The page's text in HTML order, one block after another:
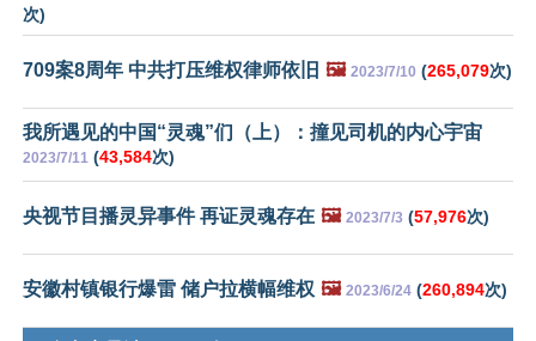
次)
709案8周年 中共打压维权律师依旧 🖼️ 2023/7/10 (265,079次)
我所遇见的中国“灵魂”们（上）：撞见司机的内心宇宙
2023/7/11 (43,584次)
央视节目播灵异事件 再证灵魂存在 🖼️ 2023/7/3 (57,976次)
安徽村镇银行爆雷 储户拉横幅维权 🖼️ 2023/6/24 (260,894次)